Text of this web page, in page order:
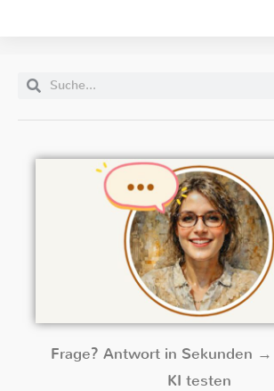
Frage? Antwort in Sekunden →
KI testen